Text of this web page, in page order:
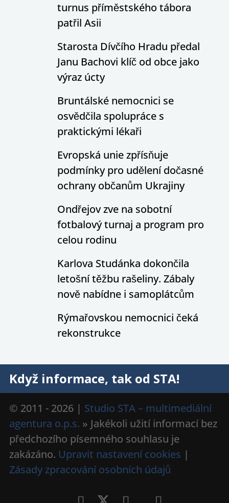
turnus příměstského tábora
patřil Asii
Starosta Dívčího Hradu předal
Janu Bachovi klíč od obce jako
výraz úcty
Bruntálské nemocnici se
osvědčila spolupráce s
praktickými lékaři
Evropská unie zpřísňuje
podmínky pro udělení dočasné
ochrany občanům Ukrajiny
Ondřejov zve na sobotní
fotbalový turnaj a program pro
celou rodinu
Karlova Studánka dokončila
letošní těžbu rašeliny. Zábaly
nově nabídne i samoplátcům
Rýmařovskou nemocnici čeká
rekonstrukce
Když informace, tak od STA!
© 2011 - 2026 | Studio STA – multimediální
agentura o.p.s. » Jakékoli užití informací bez
předchozího písemného souhlasu je
zakázáno. Upravit nastavení cookies |
Zásady zpracování osobních údajů